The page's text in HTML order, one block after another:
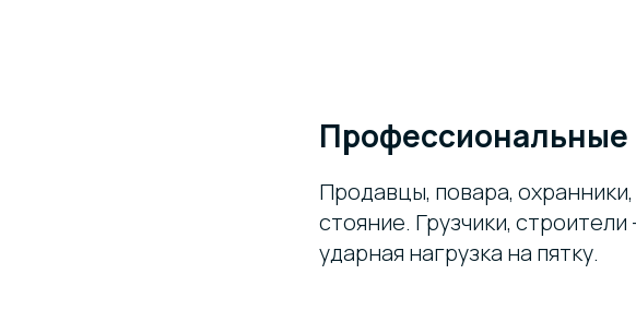
Профессиональные
Продавцы, повара,
стояние. Грузчики,
ударная нагрузка на пятку.